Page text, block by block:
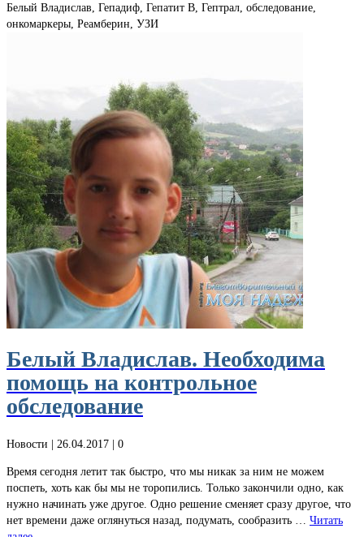
Белый Владислав, Гепадиф, Гепатит В, Гептрал, обследование,
онкомаркеры, Реамберин, УЗИ
Белый Владислав. Необходима
помощь на контрольное
обследование
Новости | 26.04.2017 | 0
Время сегодня летит так быстро, что мы никак за ним не можем
поспеть, хоть как бы мы не торопились. Только закончили одно, как
нужно начинать уже другое. Одно решение сменяет сразу другое, что
нет времени даже оглянуться назад, подумать, сообразить … Читать